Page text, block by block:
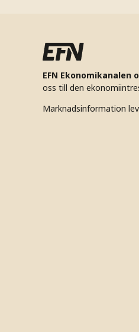
EFN Ekonomikanalen
oss till den
Marknadsinformation